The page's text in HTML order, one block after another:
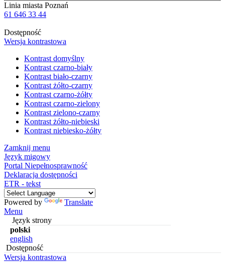
Linia miasta Poznań
61 646 33 44
Dostępność
Wersja kontrastowa
Kontrast domyślny
Kontrast czarno-biały
Kontrast biało-czarny
Kontrast żółto-czarny
Kontrast czarno-żółty
Kontrast czarno-zielony
Kontrast zielono-czarny
Kontrast żółto-niebieski
Kontrast niebiesko-żółty
Zamknij menu
Język migowy
Portal Niepełnosprawność
Deklaracja dostępności
ETR - tekst
Powered by
Translate
Menu
Język strony
polski
english
Dostępność
Wersja kontrastowa